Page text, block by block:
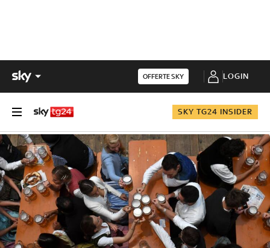
OFFERTE SKY LOGIN
SKY TG24 INSIDER